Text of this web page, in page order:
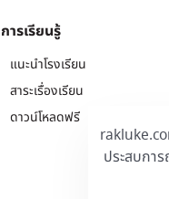
ประสบกา
การเรียนรู้
แนะนำโรงเรียน
สาระเรื่องเรียน
ดาวน์โหลดฟรี